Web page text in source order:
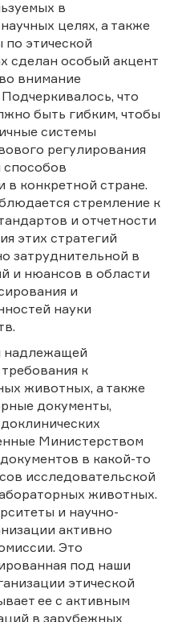
в
целях, а также
этической
сделан особый акцент
внимание
что
быть гибким, чтобы
системы
регулирования
способов
в конкретной стране.
стремление к
и отчетности
этих стратегий
затруднительной в
и нюансов в области
и
науки
надлежащей
к
животных, а также
документы,
Министерством
в какой-то
исследовательской
животных.
и научно-
активно
Это
под наши
этической
ее с активным
в зарубежных